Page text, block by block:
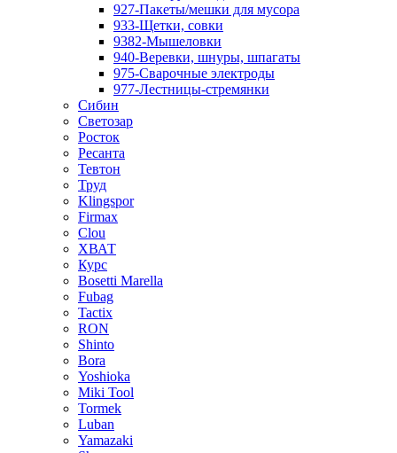
927-Пакеты/мешки для мусора
933-Щетки, совки
9382-Мышеловки
940-Веревки, шнуры, шпагаты
975-Сварочные электроды
977-Лестницы-стремянки
Сибин
Светозар
Росток
Ресанта
Тевтон
Труд
Klingspor
Firmax
Clou
XВАТ
Курс
Bosetti Marella
Fubag
Tactix
RON
Shinto
Bora
Yoshioka
Miki Tool
Tormek
Luban
Yamazaki